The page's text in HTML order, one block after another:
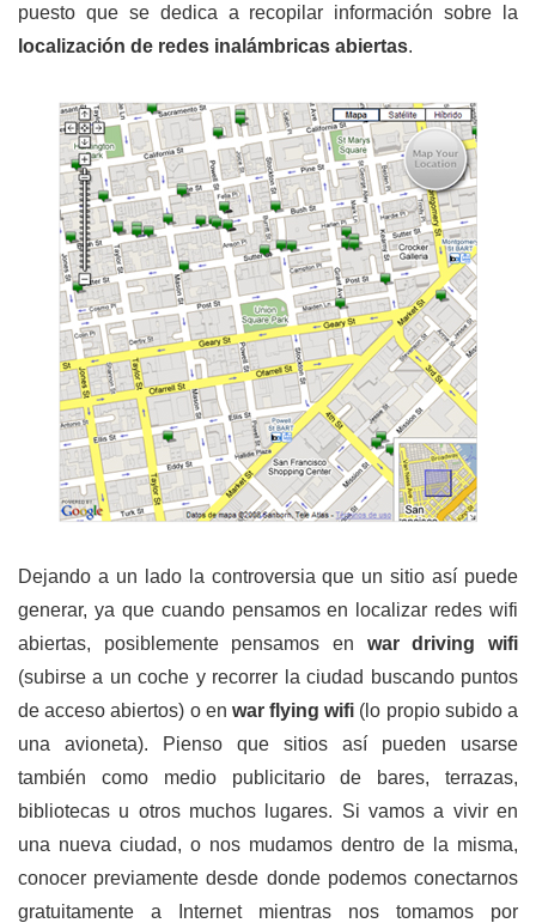
puesto que se dedica a recopilar información sobre la
localización de redes inalámbricas abiertas.
Dejando a un lado la controversia que un sitio así puede
generar, ya que cuando pensamos en localizar redes wifi
abiertas, posiblemente pensamos en war driving wifi
(subirse a un coche y recorrer la ciudad buscando puntos
de acceso abiertos) o en war flying wifi (lo propio subido a
una avioneta). Pienso que sitios así pueden usarse
también como medio publicitario de bares, terrazas,
bibliotecas u otros muchos lugares. Si vamos a vivir en
una nueva ciudad, o nos mudamos dentro de la misma,
conocer previamente desde donde podemos conectarnos
gratuitamente a Internet mientras nos tomamos por